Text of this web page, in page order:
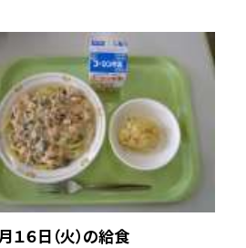
１６日（火）の給食